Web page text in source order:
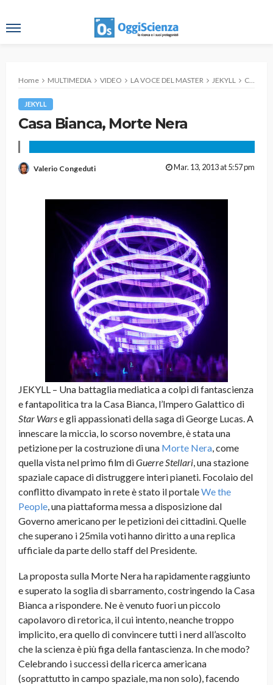
Home MULTIMEDIA VIDEO LA VOCE DEL MASTER JEKYLL Casa Bianca, Morte Nera
JEKYLL
Casa Bianca, Morte Nera
Valerio Congeduti Mar. 13, 2013 at 5:57 pm
JEKYLL – Una battaglia mediatica a colpi di fantascienza
e fantapolitica tra la Casa Bianca, l’Impero Galattico di
Star Warse gli appassionati della saga di George Lucas. A
innescare la miccia, lo scorso novembre, è stata una
petizione per la costruzione di una Morte Nera, come
quella vista nel primo film diGuerre Stellari, una stazione
spaziale capace di distruggere interi pianeti. Focolaio del
conflitto divampato in rete è stato il portaleWe the
People, una piattaforma messa a disposizione dal
Governo americano per le petizioni dei cittadini. Quelle
che superano i 25mila voti hanno diritto a una replica
ufficiale da parte dello staff del Presidente.
La proposta sulla Morte Nera ha rapidamente raggiunto
e superato la soglia di sbarramento, costringendo la Casa
Bianca a rispondere. Ne è venuto fuori un piccolo
capolavoro di retorica, il cui intento, neanche troppo
implicito, era quello di convincere tutti i nerd all’ascolto
che la scienza è più figa della fantascienza. In che modo?
Celebrando i successi della ricerca americana
(soprattutto in campo spaziale, ma non solo), facendo